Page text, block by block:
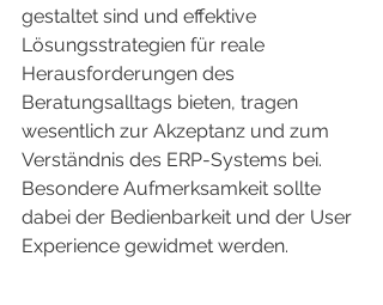
gestaltet sind und effektive
Lösungsstrategien für reale
Herausforderungen des
Beratungsalltags bieten, tragen
wesentlich zur Akzeptanz und zum
Verständnis des ERP-Systems bei.
Besondere Aufmerksamkeit sollte
dabei der Bedienbarkeit und der User
Experience gewidmet werden.